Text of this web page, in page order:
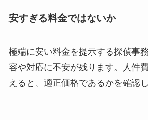
安すぎる料金ではないか
極端に安い料金を提示する探偵事
容や対応に不安が残ります。人件
えると、適正価格であるかを確認